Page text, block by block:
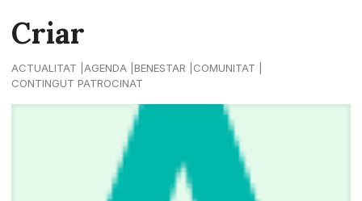
Criar
ACTUALITAT AGENDA BENESTAR
COMUNITAT
CONTINGUT PATROCINAT